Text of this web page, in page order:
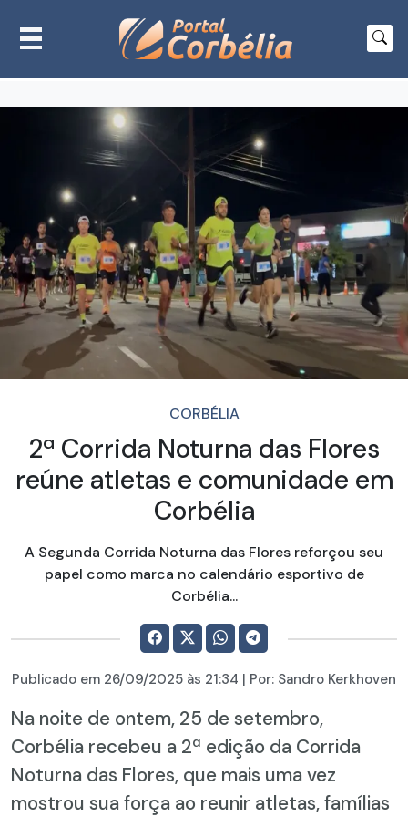
CORBÉLIA
2ª Corrida Noturna das Flores
reúne atletas e comunidade em
Corbélia
A Segunda Corrida Noturna das Flores reforçou seu
papel como marca no calendário esportivo de
Corbélia...
Publicado em 26/09/2025 às 21:34 | Por: Sandro Kerkhoven
Na noite de ontem, 25 de setembro,
Corbélia recebeu a 2ª edição da Corrida
Noturna das Flores, que mais uma vez
mostrou sua força ao reunir atletas, famílias